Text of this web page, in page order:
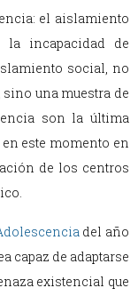
el aislamiento
la incapacidad de
social, no
sino una muestra de
son la última
este momento en
de los centros
del año
capaz de adaptarse
existencial que